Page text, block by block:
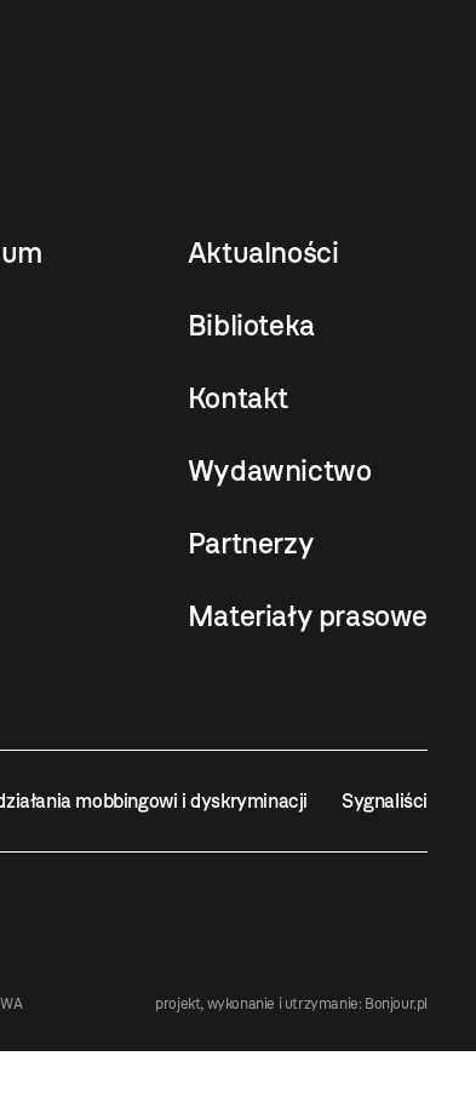
Aktualności
Biblioteka
Kontakt
Wydawnictwo
Partnerzy
Materiały prasowe
mobbingowi i dyskryminacji Sygnaliści
projekt, wykonanie i utrzymanie: Bonjour.pl